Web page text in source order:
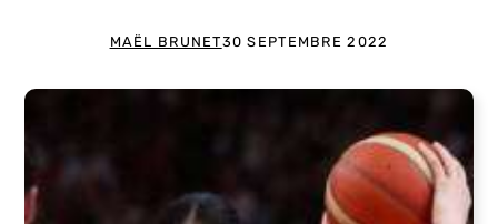
MAËL BRUNET30 SEPTEMBRE 2022